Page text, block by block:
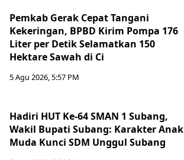
Pemkab Gerak Cepat Tangani
Kekeringan, BPBD Kirim Pompa 176
Liter per Detik Selamatkan 150
Hektare Sawah di Ci
5 Agu 2026, 5:57 PM
Hadiri HUT Ke-64 SMAN 1 Subang,
Wakil Bupati Subang: Karakter Anak
Muda Kunci SDM Unggul Subang